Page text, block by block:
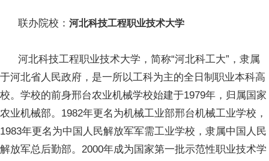
联办院校： 河北科技工程职业技术大学
河北科技工程职业技术大学，简称“河北科工大”，隶属
于河北省人民政府，是一所以工科为主的全日制职业本科高
校。学校的前身邢台农业机械学校始建于1979年，归属国家
农业机械部。1982年更名为机械工业部邢台机械工业学校，
1983年更名为中国人民解放军军需工业学校，隶属中国人民
解放军总后勤部。2000年成为国家第一批示范性职业技术学